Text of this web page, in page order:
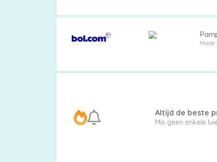
Billendoekjes
Maat
Altijd de beste
Mis geen enkele